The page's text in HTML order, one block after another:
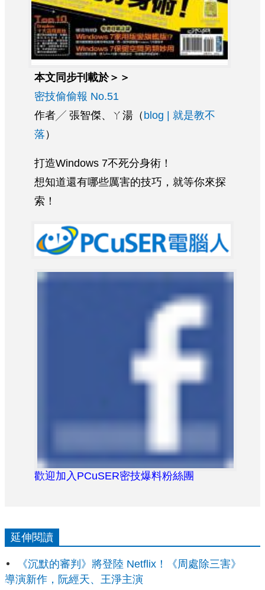
本文同步刊載於＞＞
密技偷偷報 No.51
作者╱ 張智傑、ㄚ湯（ blog | 就是教不
落 ）
打造Windows 7不死分身術！
想知道還有哪些厲害的技巧，就等你來探
索！
歡迎加入PCuSER密技爆料粉絲團
延伸閱讀
《沉默的審判》將登陸 Netflix！《周處除三害》
導演新作，阮經天、王淨主演